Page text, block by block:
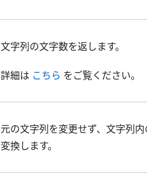
文字列の文字数を返します。
詳細は こちら をご覧ください。
元の文字列を変更せず、文字列
変換します。